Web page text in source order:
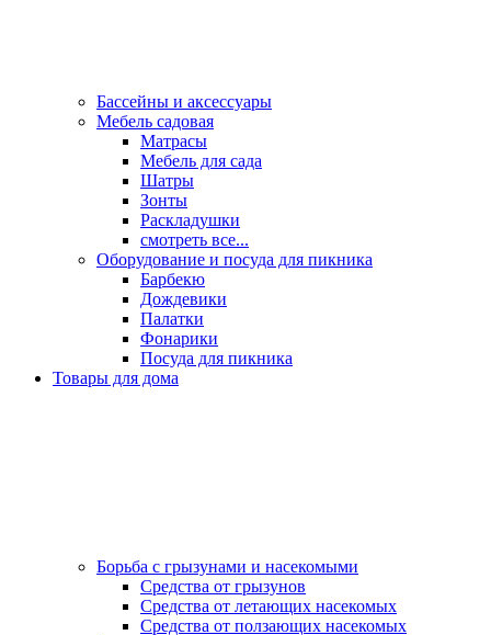
Бассейны и аксессуары
Мебель садовая
Матрасы
Мебель для сада
Шатры
Зонты
Раскладушки
смотреть все...
Оборудование и посуда для пикника
Барбекю
Дождевики
Палатки
Фонарики
Посуда для пикника
Товары для дома
Борьба с грызунами и насекомыми
Средства от грызунов
Средства от летающих насекомых
Средства от ползающих насекомых